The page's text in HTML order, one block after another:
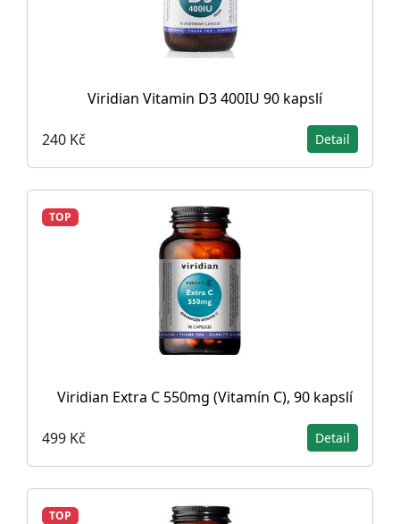
Viridian Vitamin D3 400IU 90 kapslí
240 Kč Detail
TOP
Viridian Extra C 550mg (Vitamín C), 90 kapslí
499 Kč Detail
TOP